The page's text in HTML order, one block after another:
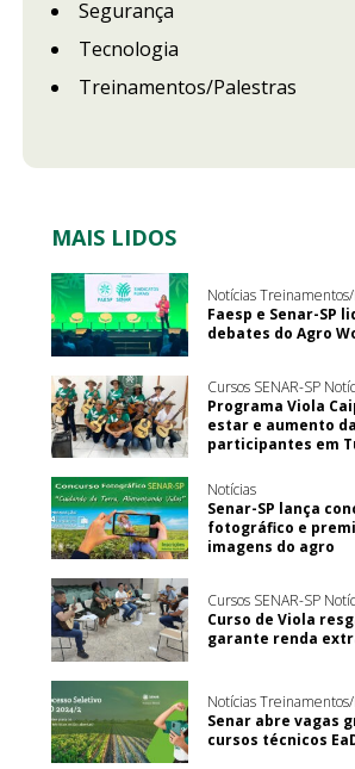
Segurança
Tecnologia
Treinamentos/Palestras
MAIS LIDOS
Notícias
Faesp e Senar-SP
debates do Agro
Cursos SENAR-SP
Programa Viola
estar e aumento
participantes em
Notícias
Senar-SP lança
fotográfico e
imagens do agro
Cursos SENAR-SP
Curso de Viola
garante renda
Notícias
Senar abre vagas
cursos técnicos